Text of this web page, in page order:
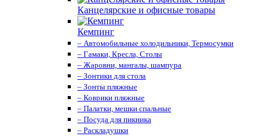
Канцелярские и офисные товары
Кемпинг
– Автомобильные холодильники, Термосумки
– Гамаки, Кресла, Столы
– Жаровни, мангалы, шампура
– Зонтики для стола
– Зонты пляжные
– Коврики пляжные
– Палатки, мешки спальные
– Посуда для пикника
– Раскладушки